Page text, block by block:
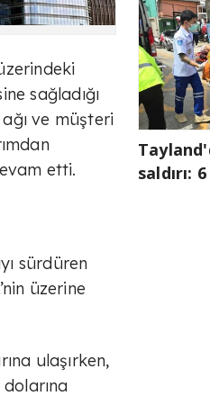
sağladığı
ve müşteri
etti.
sürdüren
üzerine
ulaşırken,
saldırı: